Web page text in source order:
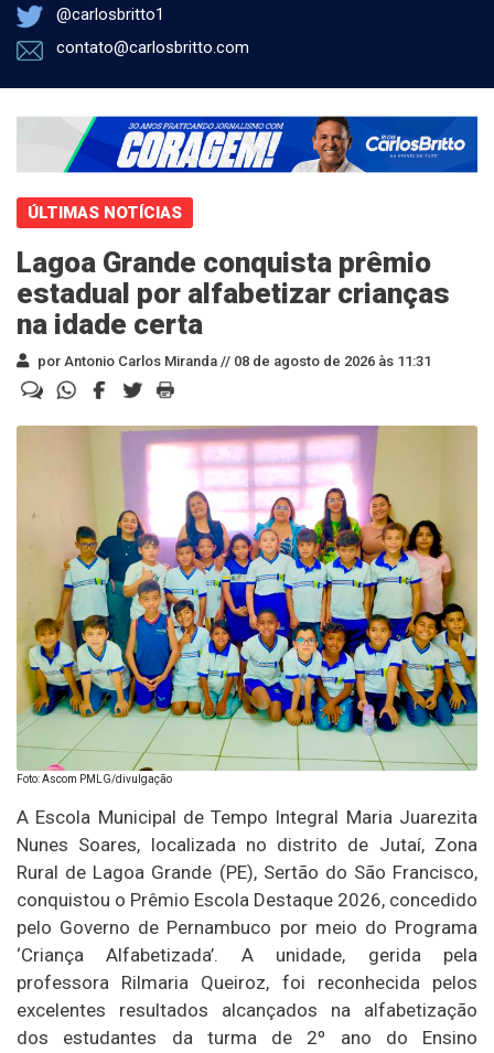
@carlosbritto1
contato@carlosbritto.com
ÚLTIMAS NOTÍCIAS
Lagoa Grande conquista prêmio
estadual por alfabetizar crianças
na idade certa
por Antonio Carlos Miranda // 08 de agosto de 2026 às 11:31
Foto: Ascom PMLG/divulgação
A Escola Municipal de Tempo Integral Maria Juarezita
Nunes Soares, localizada no distrito de Jutaí, Zona
Rural de Lagoa Grande (PE), Sertão do São Francisco,
conquistou o Prêmio Escola Destaque 2026, concedido
pelo Governo de Pernambuco por meio do Programa
‘Criança Alfabetizada’. A unidade, gerida pela
professora Rilmaria Queiroz, foi reconhecida pelos
excelentes resultados alcançados na alfabetização
dos estudantes da turma de 2º ano do Ensino